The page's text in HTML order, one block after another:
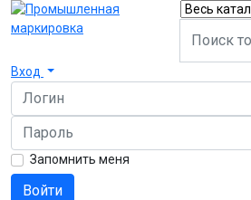
Вход
Логин
Пароль
Запомнить меня
Войти